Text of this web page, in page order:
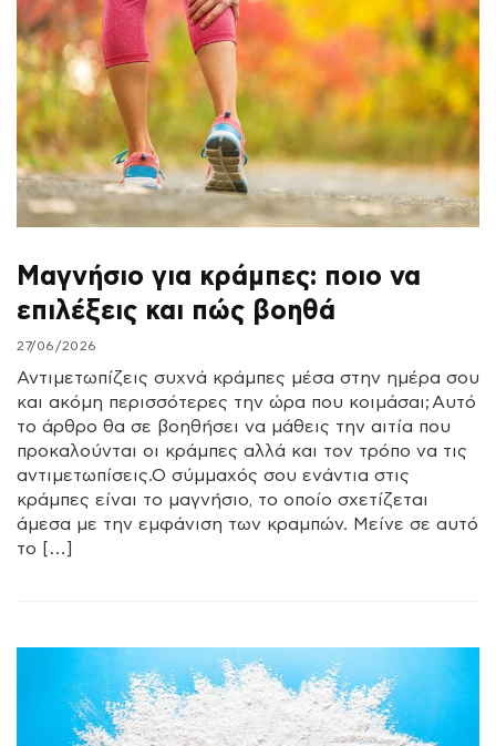
Μαγνήσιο για κράμπες: ποιο να
επιλέξεις και πώς βοηθά
27/06/2026
Αντιμετωπίζεις συχνά κράμπες μέσα στην ημέρα σου
και ακόμη περισσότερες την ώρα που κοιμάσαι; Αυτό
το άρθρο θα σε βοηθήσει να μάθεις την αιτία που
προκαλούνται οι κράμπες αλλά και τον τρόπο να τις
αντιμετωπίσεις.Ο σύμμαχός σου ενάντια στις
κράμπες είναι το μαγνήσιο, το οποίο σχετίζεται
άμεσα με την εμφάνιση των κραμπών. Μείνε σε αυτό
το […]